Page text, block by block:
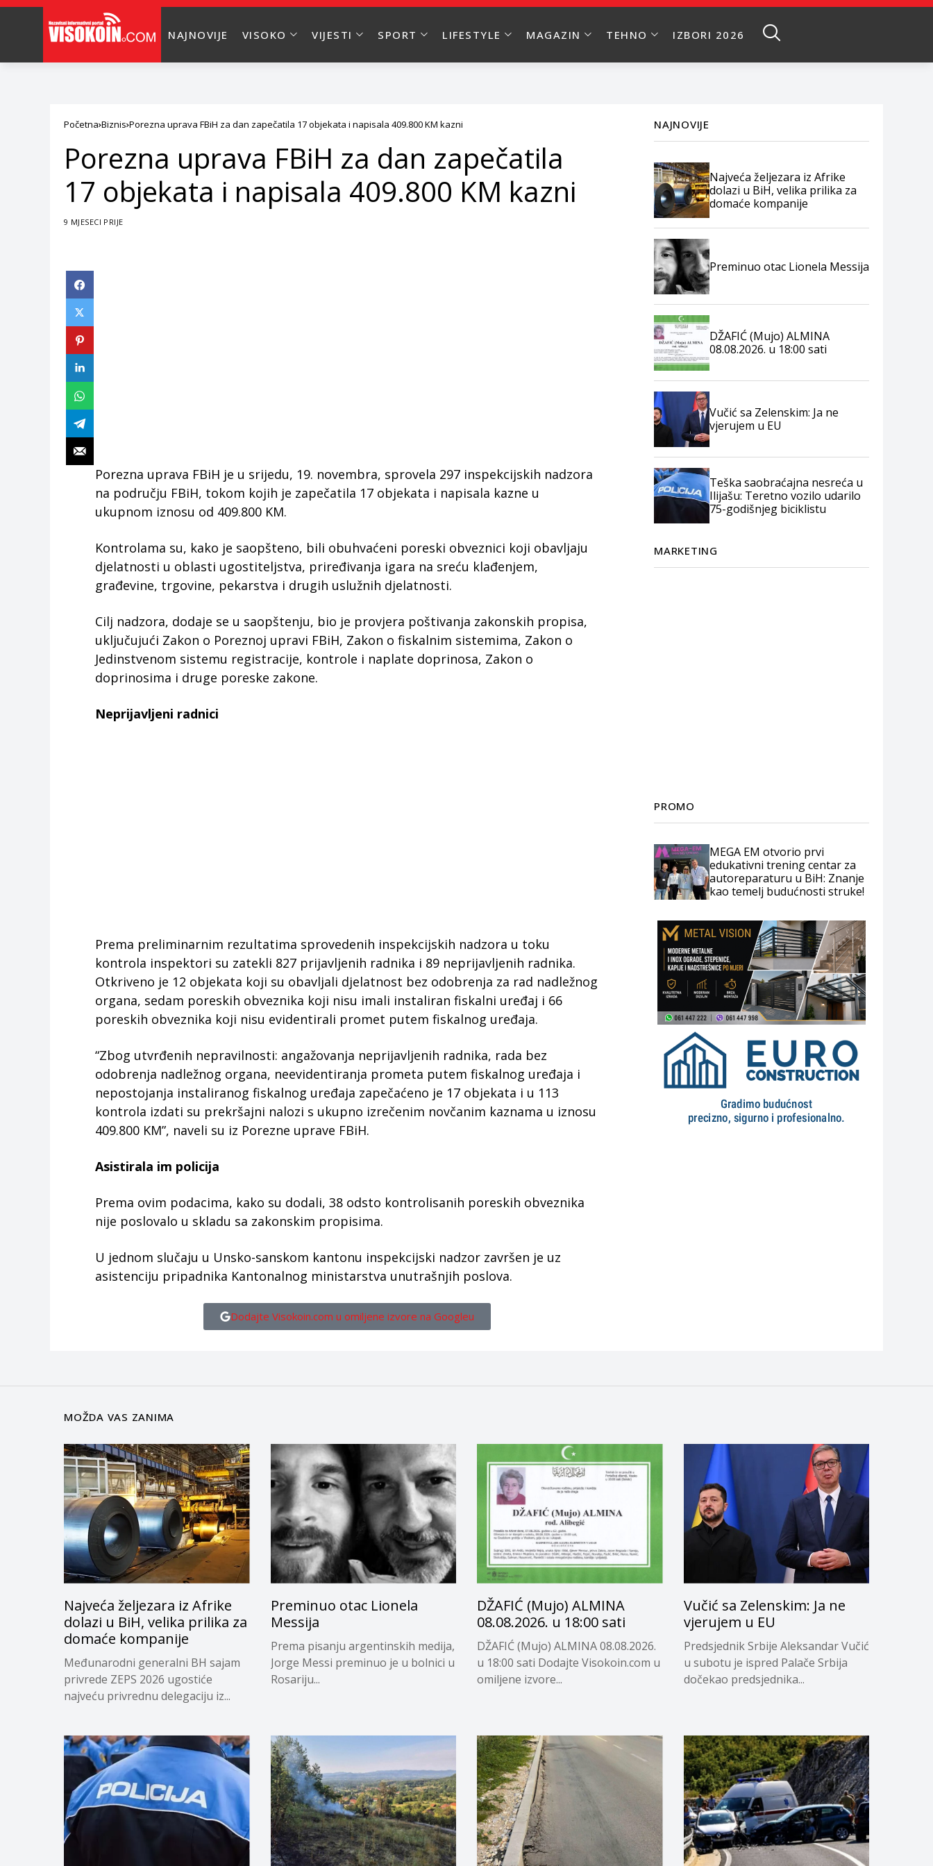
NAJNOVIJE VISOKO VIJESTI SPORT LIFESTYLE MAGAZIN TEHNO IZBORI 2026
Početna Biznis Porezna uprava FBiH za dan zapečatila 17 objekata i napisala 409.800 KM kazni
Porezna uprava FBiH za dan zapečatila
17 objekata i napisala 409.800 KM kazni
9 MJESECI PRIJE
Porezna uprava FBiH je u srijedu, 19. novembra, sprovela 297 inspekcijskih nadzora
na području FBiH, tokom kojih je zapečatila 17 objekata i napisala kazne u
ukupnom iznosu od 409.800 KM.
Kontrolama su, kako je saopšteno, bili obuhvaćeni poreski obveznici koji obavljaju
djelatnosti u oblasti ugostiteljstva, priređivanja igara na sreću klađenjem,
građevine, trgovine, pekarstva i drugih uslužnih djelatnosti.
Cilj nadzora, dodaje se u saopštenju, bio je provjera poštivanja zakonskih propisa,
uključujući Zakon o Poreznoj upravi FBiH, Zakon o fiskalnim sistemima, Zakon o
Jedinstvenom sistemu registracije, kontrole i naplate doprinosa, Zakon o
doprinosima i druge poreske zakone.
Neprijavljeni radnici
Prema preliminarnim rezultatima sprovedenih inspekcijskih nadzora u toku
kontrola inspektori su zatekli 827 prijavljenih radnika i 89 neprijavljenih radnika.
Otkriveno je 12 objekata koji su obavljali djelatnost bez odobrenja za rad nadležnog
organa, sedam poreskih obveznika koji nisu imali instaliran fiskalni uređaj i 66
poreskih obveznika koji nisu evidentirali promet putem fiskalnog uređaja.
“Zbog utvrđenih nepravilnosti: angažovanja neprijavljenih radnika, rada bez
odobrenja nadležnog organa, neevidentiranja prometa putem fiskalnog uređaja i
nepostojanja instaliranog fiskalnog uređaja zapečaćeno je 17 objekata i u 113
kontrola izdati su prekršajni nalozi s ukupno izrečenim novčanim kaznama u iznosu
409.800 KM”, naveli su iz Porezne uprave FBiH.
Asistirala im policija
Prema ovim podacima, kako su dodali, 38 odsto kontrolisanih poreskih obveznika
nije poslovalo u skladu sa zakonskim propisima.
U jednom slučaju u Unsko-sanskom kantonu inspekcijski nadzor završen je uz
asistenciju pripadnika Kantonalnog ministarstva unutrašnjih poslova.
Dodajte Visokoin.com u omiljene izvore na Googleu
NAJNOVIJE
Najveća željezara iz Afrike
dolazi u BiH, velika prilika za
domaće kompanije
Preminuo otac Lionela Messija
DŽAFIĆ (Mujo) ALMINA
08.08.2026. u 18:00 sati
Vučić sa Zelenskim: Ja ne
vjerujem u EU
Teška saobraćajna nesreća u
Ilijašu: Teretno vozilo udarilo
75-godišnjeg biciklistu
MARKETING
PROMO
MEGA EM otvorio prvi
edukativni trening centar za
autoreparaturu u BiH: Znanje
kao temelj budućnosti struke!
MOŽDA VAS ZANIMA
Najveća željezara iz Afrike
dolazi u BiH, velika prilika za
domaće kompanije
Međunarodni generalni BH sajam
privrede ZEPS 2026 ugostiće
najveću privrednu delegaciju iz...
Preminuo otac Lionela
Messija
Prema pisanju argentinskih medija,
Jorge Messi preminuo je u bolnici u
Rosariju...
DŽAFIĆ (Mujo) ALMINA
08.08.2026. u 18:00 sati
DŽAFIĆ (Mujo) ALMINA 08.08.2026.
u 18:00 sati Dodajte Visokoin.com u
omiljene izvore...
Vučić sa Zelenskim: Ja ne
vjerujem u EU
Predsjednik Srbije Aleksandar Vučić
u subotu je ispred Palače Srbija
dočekao predsjednika...